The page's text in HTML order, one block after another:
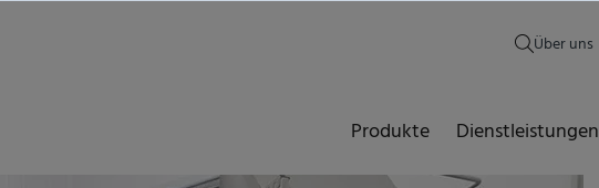
Über uns
Produkte Dienstleistungen